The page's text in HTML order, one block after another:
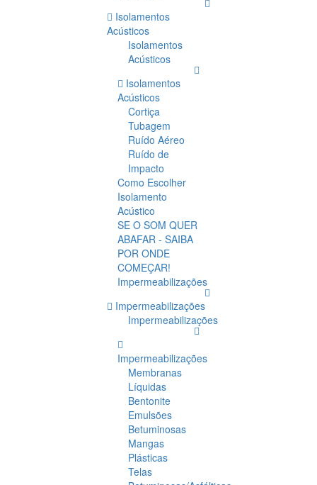
Isolamentos
Acústicos
Isolamentos
Acústicos
Isolamentos
Acústicos
Cortiça
Tubagem
Ruído Aéreo
Ruído de
Impacto
Como Escolher
Isolamento
Acústico
SE O SOM QUER
ABAFAR - SAIBA
POR ONDE
COMEÇAR!
Impermeabilizações
Impermeabilizações
Impermeabilizações
Impermeabilizações
Membranas
Líquidas
Bentonite
Emulsões
Betuminosas
Mangas
Plásticas
Telas